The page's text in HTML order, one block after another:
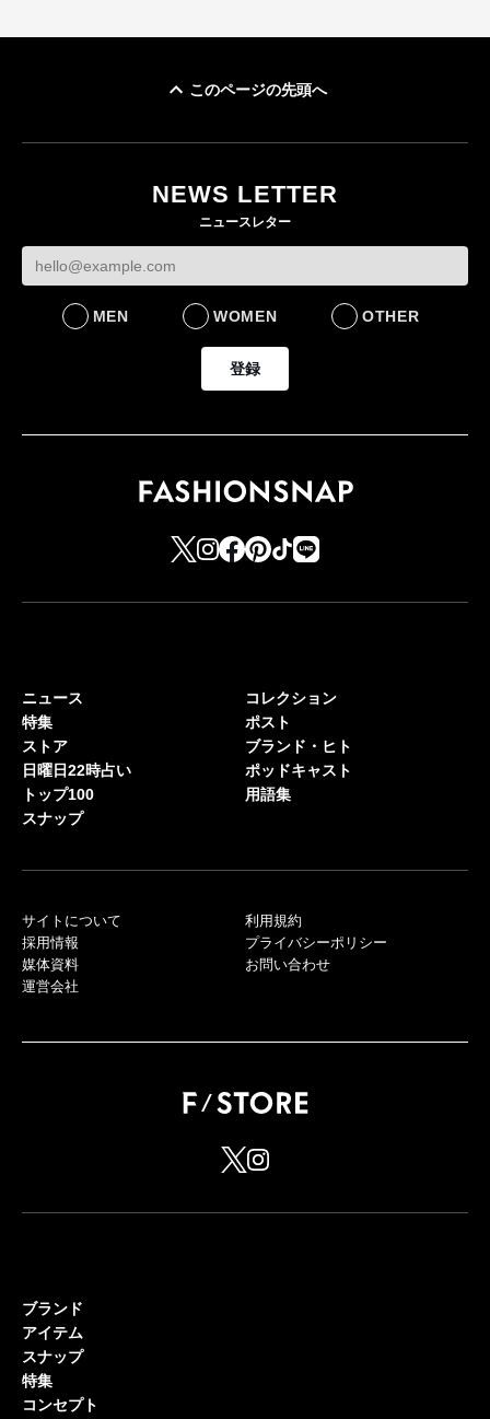
このページの先頭へ
NEWS LETTER
ニュースレター
MEN WOMEN OTHER
登録
ニュース
特集
ストア
日曜日22時占い
トップ100
スナップ
コレクション
ポスト
ブランド・ヒト
ポッドキャスト
用語集
サイトについて
採用情報
媒体資料
運営会社
利用規約
プライバシーポリシー
お問い合わせ
ブランド
アイテム
スナップ
特集
コンセプト